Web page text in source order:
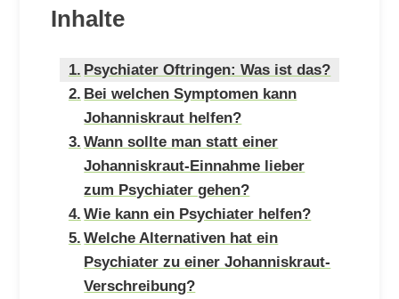
Inhalte
Psychiater Oftringen: Was ist das?
Bei welchen Symptomen kann
Johanniskraut helfen?
Wann sollte man statt einer
Johanniskraut-Einnahme lieber
zum Psychiater gehen?
Wie kann ein Psychiater helfen?
Welche Alternativen hat ein
Psychiater zu einer Johanniskraut-
Verschreibung?